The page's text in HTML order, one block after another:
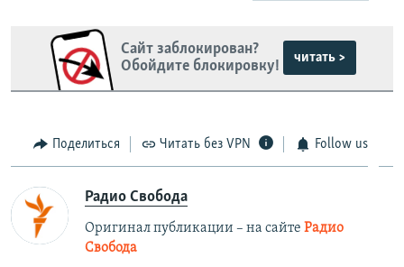
Сайт заблокирован?
Обойдите блокировку!
читать >
Поделиться Читать без VPN Follow us
Радио Свобода
Оригинал публикации – на сайте Радио
Свобода